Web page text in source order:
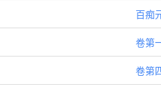
百痴
卷第
卷第